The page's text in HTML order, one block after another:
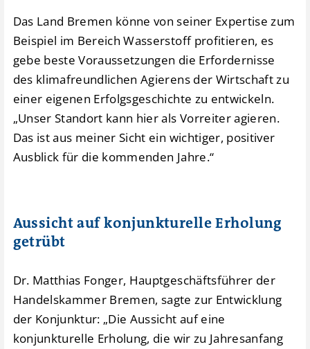
Das Land Bremen könne von seiner Expertise zum
Beispiel im Bereich Wasserstoff profitieren, es
gebe beste Voraussetzungen die Erfordernisse
des klimafreundlichen Agierens der Wirtschaft zu
einer eigenen Erfolgsgeschichte zu entwickeln.
„Unser Standort kann hier als Vorreiter agieren.
Das ist aus meiner Sicht ein wichtiger, positiver
Ausblick für die kommenden Jahre.“
Aussicht auf konjunkturelle Erholung
getrübt
Dr. Matthias Fonger, Hauptgeschäftsführer der
Handelskammer Bremen, sagte zur Entwicklung
der Konjunktur: „Die Aussicht auf eine
konjunkturelle Erholung, die wir zu Jahresanfang